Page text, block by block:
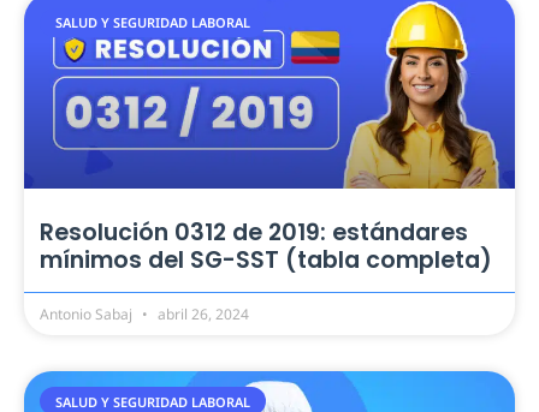
SALUD Y SEGURIDAD LABORAL
Resolución 0312 de 2019: estándares
mínimos del SG-SST (tabla completa)
Antonio Sabaj abril 26, 2024
SALUD Y SEGURIDAD LABORAL